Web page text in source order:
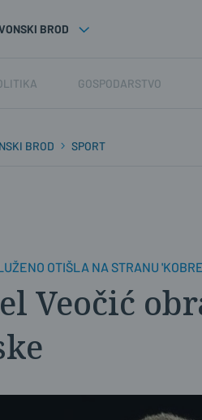
BROD
GOSPODARSTVO
BROD SPORT
OTIŠLA NA STRANU
Veočić